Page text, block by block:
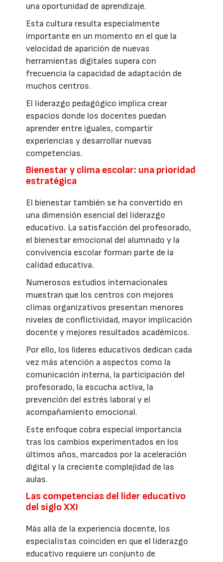
una oportunidad de aprendizaje.
Esta cultura resulta especialmente
importante en un momento en el que la
velocidad de aparición de nuevas
herramientas digitales supera con
frecuencia la capacidad de adaptación de
muchos centros.
El liderazgo pedagógico implica crear
espacios donde los docentes puedan
aprender entre iguales, compartir
experiencias y desarrollar nuevas
competencias.
Bienestar y clima escolar: una prioridad
estratégica
El bienestar también se ha convertido en
una dimensión esencial del liderazgo
educativo. La satisfacción del profesorado,
el bienestar emocional del alumnado y la
convivencia escolar forman parte de la
calidad educativa.
Numerosos estudios internacionales
muestran que los centros con mejores
climas organizativos presentan menores
niveles de conflictividad, mayor implicación
docente y mejores resultados académicos.
Por ello, los líderes educativos dedican cada
vez más atención a aspectos como la
comunicación interna, la participación del
profesorado, la escucha activa, la
prevención del estrés laboral y el
acompañamiento emocional.
Este enfoque cobra especial importancia
tras los cambios experimentados en los
últimos años, marcados por la aceleración
digital y la creciente complejidad de las
aulas.
Las competencias del líder educativo
del siglo XXI
Más allá de la experiencia docente, los
especialistas coinciden en que el liderazgo
educativo requiere un conjunto de